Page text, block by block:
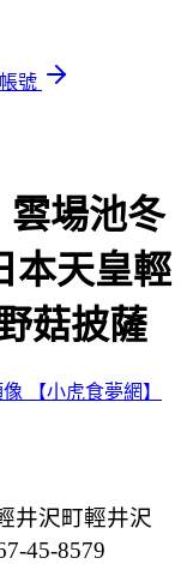
號
雲場池冬
本天皇輕
菇披薩
【小虎食夢網】
井沢町輕井沢
45-8579